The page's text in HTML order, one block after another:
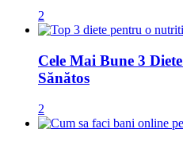
2
Cele Mai Bune 3
Sănătos
2